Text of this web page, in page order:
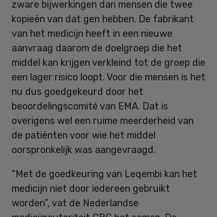
zware bijwerkingen dan mensen die twee
kopieën van dat gen hebben. De fabrikant
van het medicijn heeft in een nieuwe
aanvraag daarom de doelgroep die het
middel kan krijgen verkleind tot de groep die
een lager risico loopt. Voor die mensen is het
nu dus goedgekeurd door het
beoordelingscomité van EMA. Dat is
overigens wel een ruime meerderheid van
de patiënten voor wie het middel
oorspronkelijk was aangevraagd.
“Met de goedkeuring van Leqembi kan het
medicijn niet door iedereen gebruikt
worden”, vat de Nederlandse